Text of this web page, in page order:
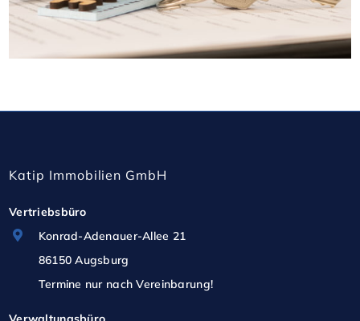
Katip Immobilien GmbH
Vertriebsbüro
Konrad-Adenauer-Allee 21
86150 Augsburg
Termine nur nach Vereinbarung!